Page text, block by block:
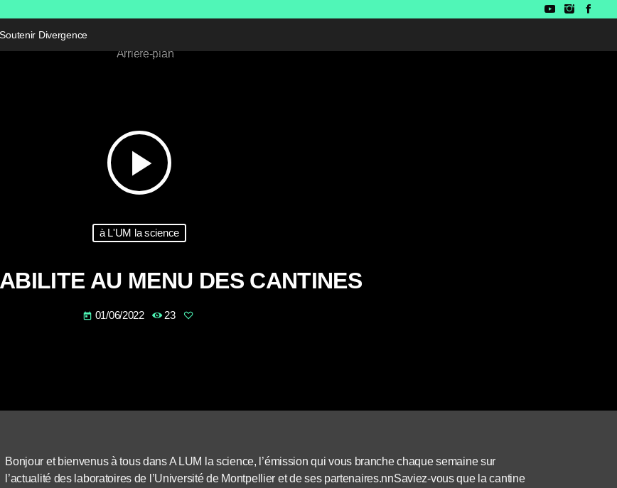
Soutenir Divergence
play_arrow
à L'UM la science
AU MENU DES CANTINES
today 01/06/2022 23
Bonjour et bienvenus à tous dans A LUM la science, l’émission qui vous branche chaque semaine sur
l’actualité des laboratoires de l’Université de Montpellier et de ses partenaires.nnSaviez-vous que la cantine